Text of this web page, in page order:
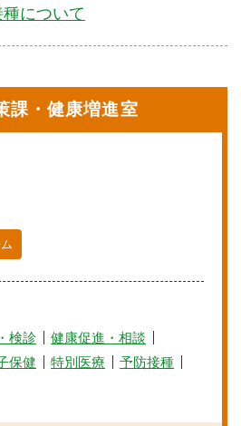
について
課・健康増進室
検診
健康促進・相談
保健 特別医療
予防接種